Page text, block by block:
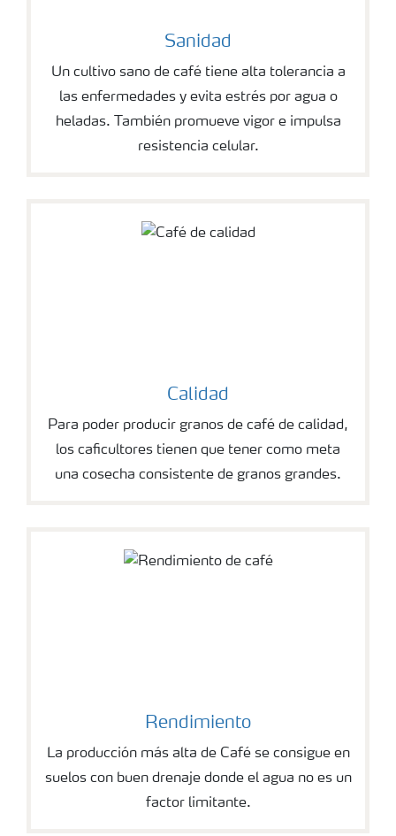
Sanidad
Un cultivo sano de café tiene alta tolerancia a
las enfermedades y evita estrés por agua o
heladas. También promueve vigor e impulsa
resistencia celular.
Calidad
Para poder producir granos de café de calidad,
los caficultores tienen que tener como meta
una cosecha consistente de granos grandes.
Rendimiento
La producción más alta de Café se consigue en
suelos con buen drenaje donde el agua no es un
factor limitante.